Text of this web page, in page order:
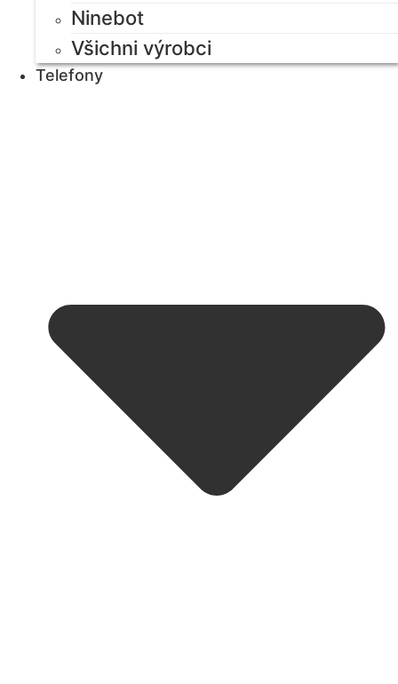
Ninebot
Všichni výrobci
Telefony